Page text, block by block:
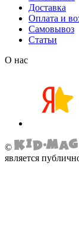
Доставка
Оплата и
Самовывоз
Статьи
О нас
©
является